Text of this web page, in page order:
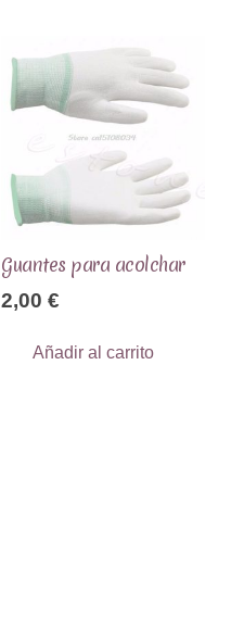
Guantes para acolchar
2,00 €
Añadir al carrito